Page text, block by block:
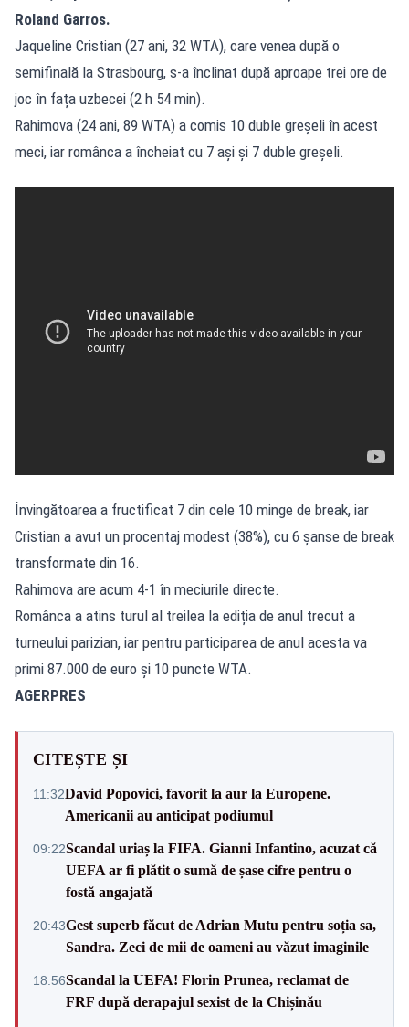
Roland Garros.
Jaqueline Cristian (27 ani, 32 WTA), care venea după o
semifinală la Strasbourg, s-a înclinat după aproape trei ore de
joc în fața uzbecei (2 h 54 min).
Rahimova (24 ani, 89 WTA) a comis 10 duble greșeli în acest
meci, iar românca a încheiat cu 7 ași și 7 duble greșeli.
Învingătoarea a fructificat 7 din cele 10 minge de break, iar
Cristian a avut un procentaj modest (38%), cu 6 șanse de break
transformate din 16.
Rahimova are acum 4-1 în meciurile directe.
Românca a atins turul al treilea la ediția de anul trecut a
turneului parizian, iar pentru participarea de anul acesta va
primi 87.000 de euro și 10 puncte WTA.
AGERPRES
CITEȘTE ȘI
11:32David Popovici, favorit la aur la Europene.
Americanii au anticipat podiumul
09:22Scandal uriaș la FIFA. Gianni Infantino, acuzat că
UEFA ar fi plătit o sumă de șase cifre pentru o
fostă angajată
20:43Gest superb făcut de Adrian Mutu pentru soția sa,
Sandra. Zeci de mii de oameni au văzut imaginile
18:56Scandal la UEFA! Florin Prunea, reclamat de
FRF după derapajul sexist de la Chișinău